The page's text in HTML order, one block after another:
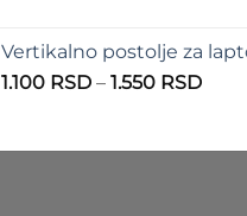
935
do
Vertikalno postolje za
1.100 RSD – 1.550 RSD